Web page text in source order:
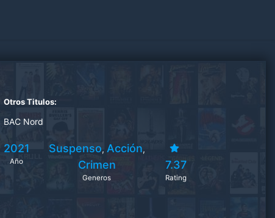
Otros Titulos:
BAC Nord
2021
Año
Suspenso, Acción,
Crimen
Generos
7.37
Rating